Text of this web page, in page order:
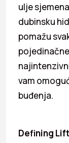
ulje
dubinsku
pomažu
vam
buđenja.
Defining